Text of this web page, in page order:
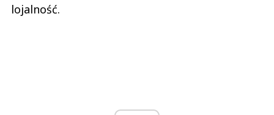
lojalność.